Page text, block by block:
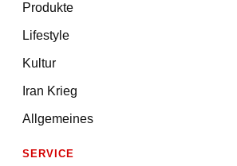
Produkte
Lifestyle
Kultur
Iran Krieg
Allgemeines
SERVICE